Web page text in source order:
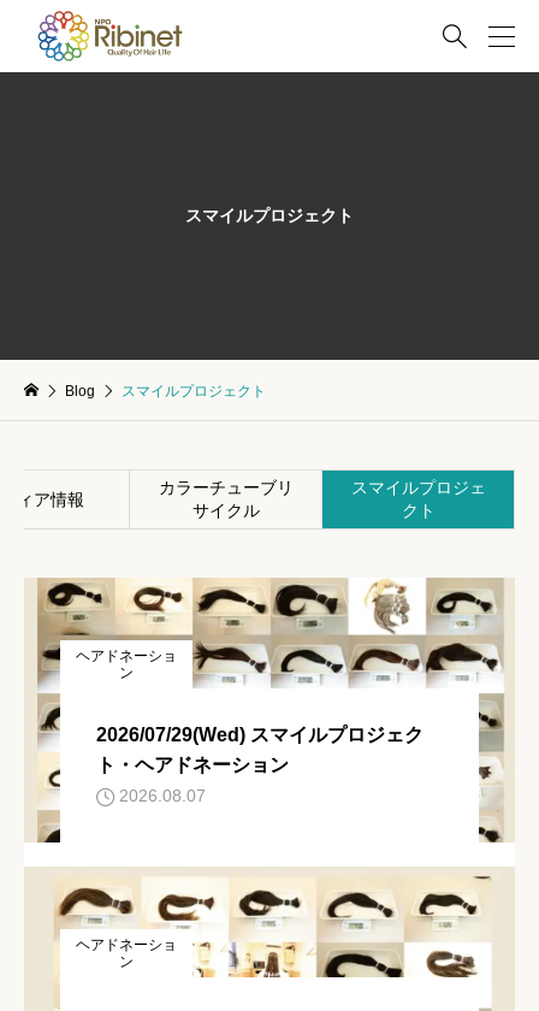

スマイルプロジェクト
Blog スマイルプロジェクト
ィア情報
カラーチューブリ
サイクル
スマイルプロジェ
クト
ヘアドネーショ
ン
2026/07/29(Wed) スマイルプロジェク
ト・ヘアドネーション
2026.08.07
ヘアドネーショ
ン